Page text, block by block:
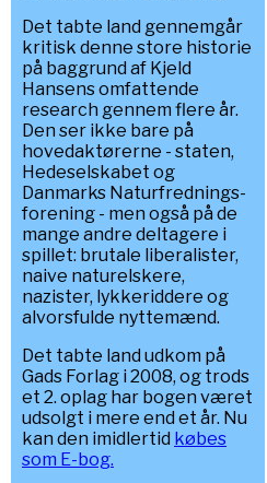
Det tabte land gennemgår
kritisk denne store historie
på baggrund af Kjeld
Hansens omfattende
research gennem flere år.
Den ser ikke bare på
hovedaktørerne - staten,
Hedeselskabet og
Danmarks Naturfrednings-
forening - men også på de
mange andre deltagere i
spillet: brutale liberalister,
naive naturelskere,
nazister, lykkeriddere og
alvorsfulde nyttemænd.
Det tabte land udkom på
Gads Forlag i 2008, og trods
et 2. oplag har bogen været
udsolgt i mere end et år. Nu
kan den imidlertid købes
som E-bog.